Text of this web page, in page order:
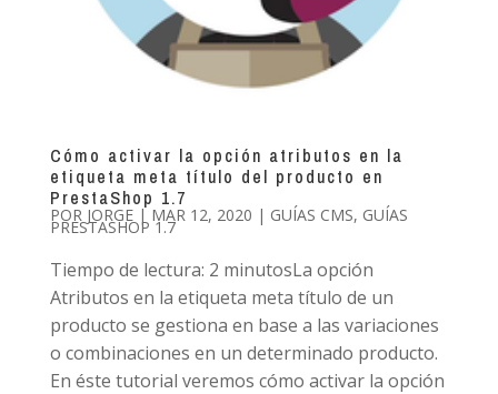
Cómo activar la opción atributos en la
etiqueta meta título del producto en
PrestaShop 1.7
POR JORGE| MAR 12, 2020 | GUÍAS CMS, GUÍAS
PRESTASHOP 1.7
Tiempo de lectura: 2 minutosLa opción
Atributos en la etiqueta meta título de un
producto se gestiona en base a las variaciones
o combinaciones en un determinado producto.
En éste tutorial veremos cómo activar la opción